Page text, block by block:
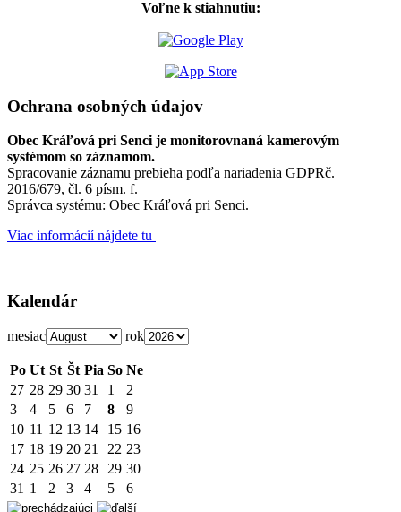
Voľne k stiahnutiu:
Ochrana osobných údajov
Obec Kráľová pri Senci je monitorovnaná kamerovým
systémom so záznamom.
Spracovanie záznamu prebieha podľa nariadenia GDPRč.
2016/679, čl. 6 písm. f.
Správca systému: Obec Kráľová pri Senci.
Viac informácií nájdete tu
Kalendár
mesiac rok
Po Ut St Št Pia So Ne
27 28 29 30 31 1
2
3
4 5 6 7 8
9
10 11 12 13 14 15 16
17 18 19 20 21 22 23
24 25 26 27 28 29 30
31 1 2 3 4 5 6